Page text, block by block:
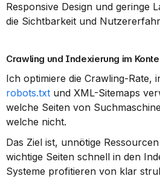
Responsive Design und geringe
die Sichtbarkeit und
Crawling und Indexierung im
robots.txt und XML-Sitemaps
welche Seiten von
welche nicht.
Das Ziel ist, unnötige
wichtige Seiten schnell in den
Systeme profitieren von klar